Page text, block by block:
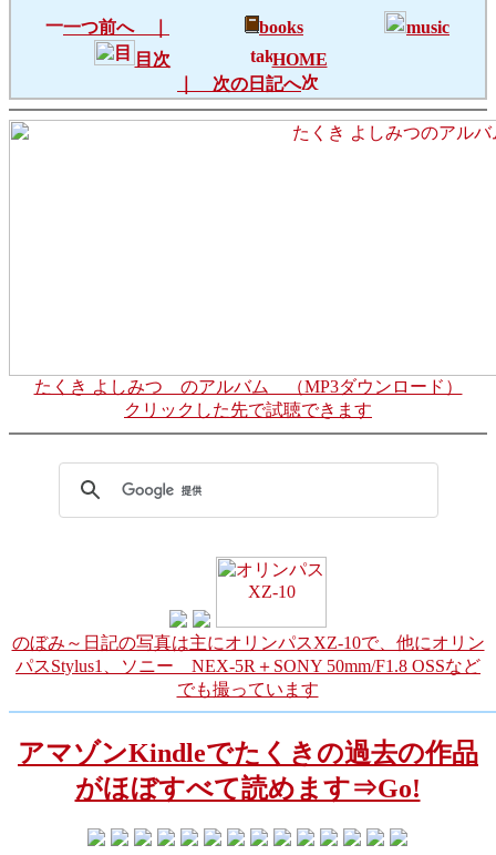
一つ前へ ｜ books
music
目次
HOME
｜ 次の日記へ
たくき よしみつ のアルバム （MP3ダウンロード）
クリックした先で試聴できます
のぼみ～日記の写真は主にオリンパスXZ-10で、他にオリン
パスStylus1、ソニー NEX-5R＋SONY 50mm/F1.8 OSSなど
でも撮っています
アマゾンKindleでたくきの過去の作品
がほぼすべて読めます⇒Go!